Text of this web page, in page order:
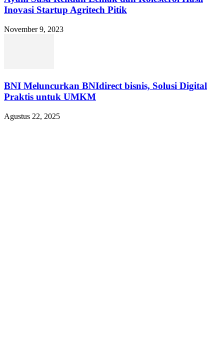
Inovasi Startup Agritech Pitik
November 9, 2023
BNI Meluncurkan BNIdirect bisnis, Solusi Digital
Praktis untuk UMKM
Agustus 22, 2025